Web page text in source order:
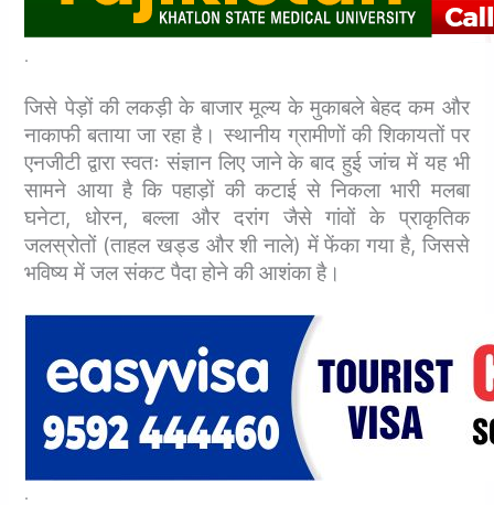
.
जिसे पेड़ों की लकड़ी के बाजार मूल्य के मुकाबले बेहद कम और
नाकाफी बताया जा रहा है। स्थानीय ग्रामीणों की शिकायतों पर
एनजीटी द्वारा स्वतः संज्ञान लिए जाने के बाद हुई जांच में यह भी
सामने आया है कि पहाड़ों की कटाई से निकला भारी मलबा
घनेटा, धोरन, बल्ला और दरांग जैसे गांवों के प्राकृतिक
जलस्रोतों (ताहल खड्ड और शी नाले) में फेंका गया है, जिससे
भविष्य में जल संकट पैदा होने की आशंका है।
.